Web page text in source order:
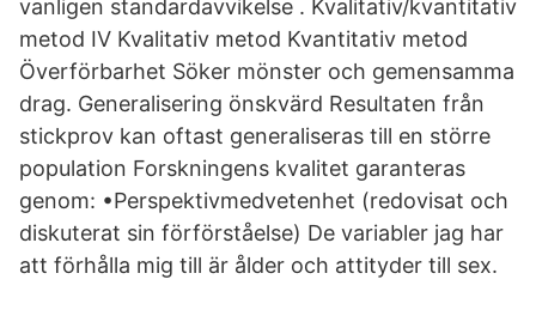
vanligen standardavvikelse . Kvalitativ/kvantitativ
metod IV Kvalitativ metod Kvantitativ metod
Överförbarhet Söker mönster och gemensamma
drag. Generalisering önskvärd Resultaten från
stickprov kan oftast generaliseras till en större
population Forskningens kvalitet garanteras
genom: •Perspektivmedvetenhet (redovisat och
diskuterat sin förförståelse) De variabler jag har
att förhålla mig till är ålder och attityder till sex.